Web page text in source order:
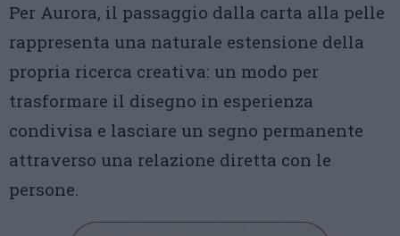
Per Aurora, il passaggio dalla carta alla pelle
rappresenta una naturale estensione della
propria ricerca creativa: un modo per
trasformare il disegno in esperienza
condivisa e lasciare un segno permanente
attraverso una relazione diretta con le
persone.